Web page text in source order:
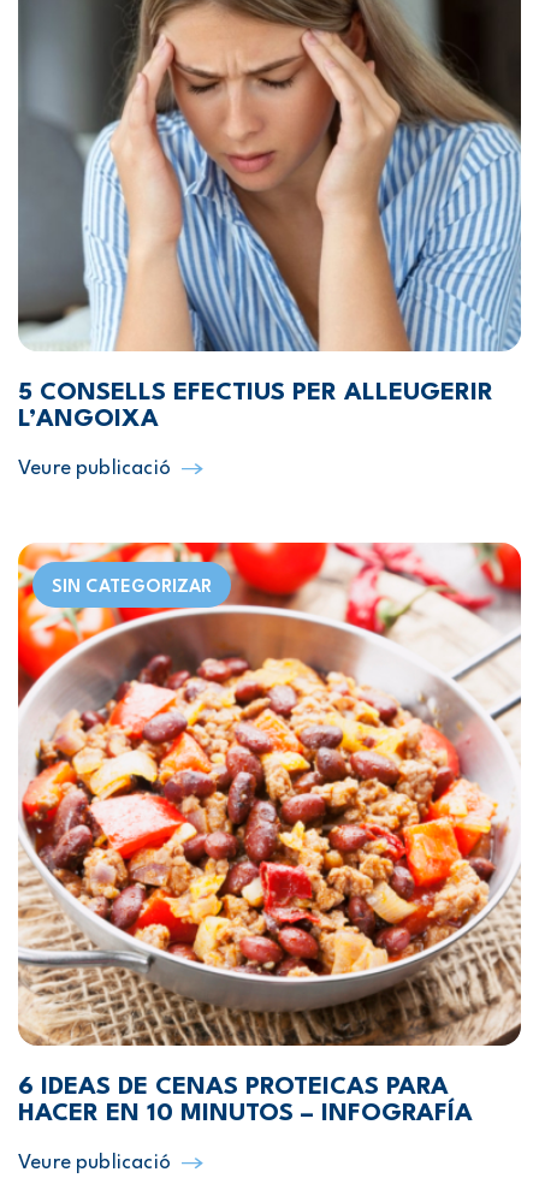
5 CONSELLS EFECTIUS PER ALLEUGERIR
L’ANGOIXA
Veure publicació
SIN CATEGORIZAR
6 IDEAS DE CENAS PROTEICAS PARA
HACER EN 10 MINUTOS – INFOGRAFÍA
Veure publicació